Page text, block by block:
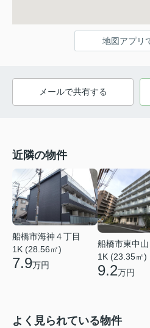
地図アプリ
メールで共有する
近隣の物件
船橋市海神４丁目
1K (28.56㎡)
7.9万円
船橋市東中山
1K (23.35㎡)
9.2万円
よく見られている物件